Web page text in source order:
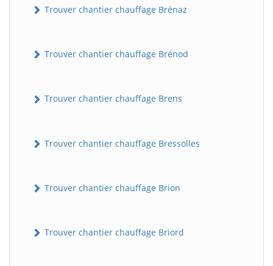
Trouver chantier chauffage Brénaz
Trouver chantier chauffage Brénod
Trouver chantier chauffage Brens
Trouver chantier chauffage Bressolles
Trouver chantier chauffage Brion
Trouver chantier chauffage Briord